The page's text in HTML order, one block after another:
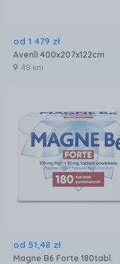
od 1 479 zł
Avenli 400x207x122cm
49 km
od 51,48 zł
Magne B6 Forte 180tabl.